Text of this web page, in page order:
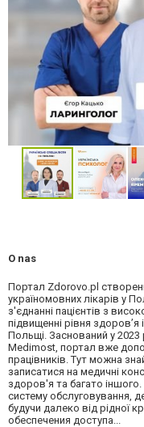
O nas
Портал Zdorovo.pl
україномовних лікарів у
з'єднанні пацієнтів з
підвищенні рівня
Польщі. Заснований у 2023
Medimost, портал вже
працівників. Тут можна
записатися на медичні
здоров'я та багато
систему обслуговування,
будучи далеко від рідної
обеспечения доступа...